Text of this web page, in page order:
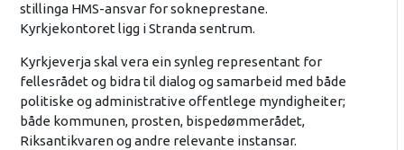
stillinga HMS-ansvar for sokneprestane.
Kyrkjekontoret ligg i Stranda sentrum.
Kyrkjeverja skal vera ein synleg representant for
fellesrådet og bidra til dialog og samarbeid med både
politiske og administrative offentlege myndigheiter;
både kommunen, prosten, bispedømmerådet,
Riksantikvaren og andre relevante instansar.